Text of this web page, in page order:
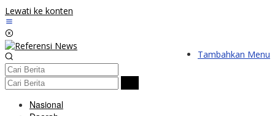
Lewati ke konten
Tambahkan Menu
Nasional